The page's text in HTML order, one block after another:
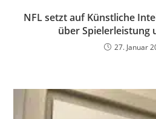
NFL setzt auf Künstliche
über Spielerleistung
27. Januar